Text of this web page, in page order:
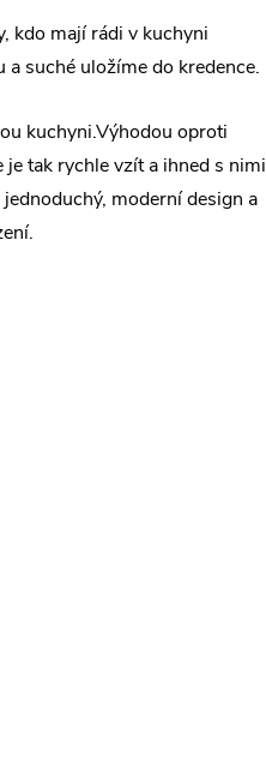
kdo mají rádi v kuchyni
suché uložíme do kredence.
kuchyni.Výhodou oproti
tak rychle vzít a ihned s nimi
moderní design a